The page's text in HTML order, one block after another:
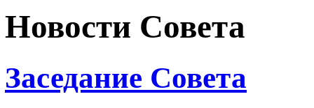
Новости Совета
Заседание Совета